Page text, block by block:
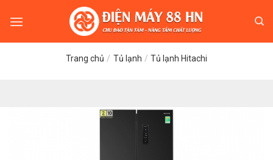
Trang chủ / Tủ lạnh / Tủ lạnh Hitachi